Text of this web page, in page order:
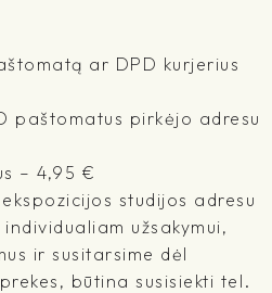
ar DPD kurjerius
paštomatus pirkėjo adresu
– 4,95 €
studijos adresu
užsakymui,
ir susitarsime dėl
būtina susisiekti tel.